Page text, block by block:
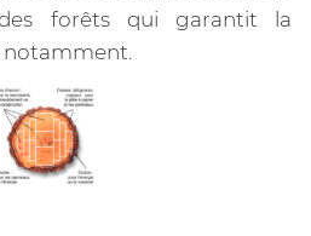
forêts qui garantit la
notamment.